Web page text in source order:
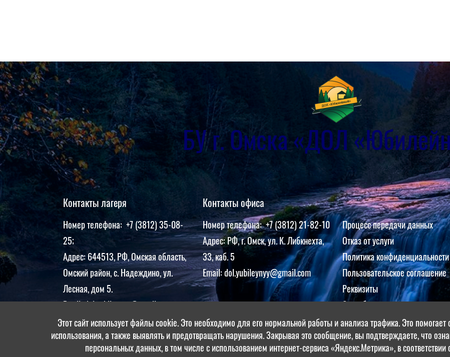
БУ г. Омска «ДОЛ
Контакты лагеря
Номер телефона: +7 (3812) 35-08-
25;
Адрес: 644513, РФ, Омская область,
Омский район, с. Надеждино, ул.
Лесная, дом 5.
Email: dol.yubileynyy@gmail.com
Контакты офиса
Номер телефона: +7 (3812) 21-82-10
Адрес: РФ, г. Омск, ул. К. Либкнехта,
33, каб. 5
Email:dol.yubileynyy@gmail.com
Процесс передачи данных
Отказ от услуги
Политика конфиденциальности
Пользовательское соглашение
Реквизиты
Способы оплаты
Положение об обработке и
персональных данных
Этот сайт использует файлы cookie. Это необходимо для его нормальной работы и анализа трафика. Это помогает
использования, а также выявлять и предотвращать нарушения. Закрывая это сообщение, вы подтверждаете, что
персональных данных, в том числе с использованием интернет-сервиса «Яндекс.Метрика», в